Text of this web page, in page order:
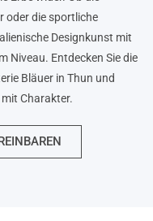
oder die sportliche
Designkunst mit
Niveau. Entdecken Sie die
Bläuer in Thun und
Charakter.